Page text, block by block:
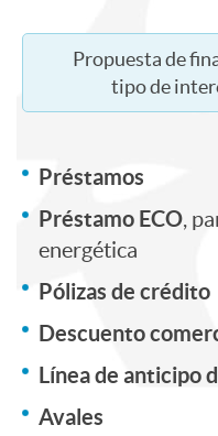
i
d
a
d
a
s
i
a
E
m
p
r
d
o
F
n
a
Propuesta de
tipo de
Préstamos
Préstamo ECO,
energética
Pólizas de crédito
Descuento
Línea de anticipo
Avales